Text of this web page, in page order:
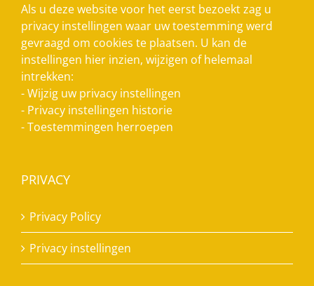
Als u deze website voor het eerst bezoekt zag u
privacy instellingen waar uw toestemming werd
gevraagd om cookies te plaatsen. U kan de
instellingen hier inzien, wijzigen of helemaal
intrekken:
-Wijzig uw privacy instellingen
- Privacy instellingen historie
-Toestemmingen herroepen
PRIVACY
Privacy Policy
Privacy instellingen